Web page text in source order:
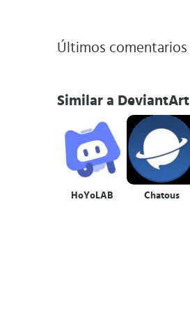
Últimos comentarios
Similar a DeviantArt
HoYoLAB Chatous